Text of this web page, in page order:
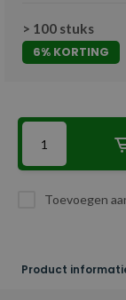
> 100 stuks
6% KORTING
Toevoegen
Product